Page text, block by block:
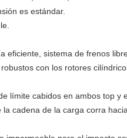
es estándar.
eficiente, sistema de frenos
con los rotores
límite cabidos en ambos top
cadena de la carga corra